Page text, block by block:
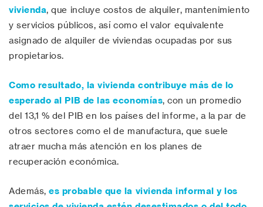
vivienda, que incluye costos de alquiler, mantenimiento
y servicios públicos, así como el valor equivalente
asignado de alquiler de viviendas ocupadas por sus
propietarios.
Como resultado, la vivienda contribuye más de lo
esperado al PIB de las economías, con un promedio
del 13,1 % del PIB en los países del informe, a la par de
otros sectores como el de manufactura, que suele
atraer mucha más atención en los planes de
recuperación económica.
Además,es probable que la vivienda informal y los